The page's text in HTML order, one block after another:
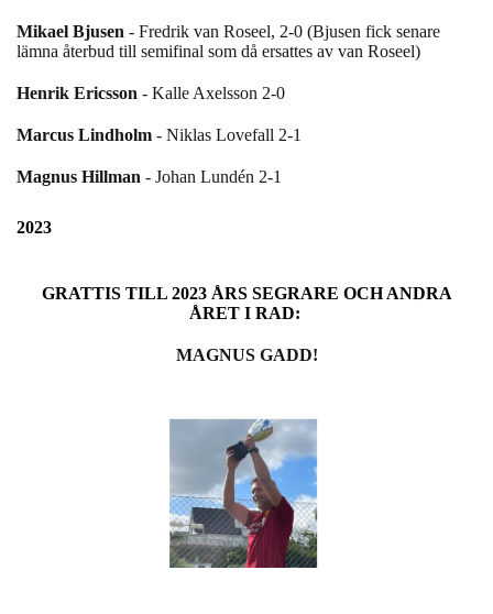
Mikael Bjusen - Fredrik van Roseel, 2-0 (Bjusen fick senare
lämna återbud till semifinal som då ersattes av van Roseel)
Henrik Ericsson - Kalle Axelsson 2-0
Marcus Lindholm - Niklas Lovefall 2-1
Magnus Hillman - Johan Lundén 2-1
2023
GRATTIS TILL 2023 ÅRS SEGRARE OCH ANDRA
ÅRET I RAD:
MAGNUS GADD!